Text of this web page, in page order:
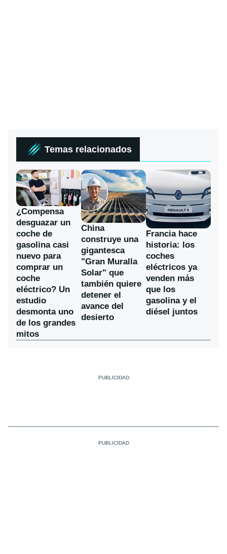
Temas relacionados
¿Compensa
desguazar un
coche de
gasolina casi
nuevo para
comprar un
coche
eléctrico? Un
estudio
desmonta uno
de los grandes
mitos
China
construye una
gigantesca
"Gran Muralla
Solar" que
también quiere
detener el
avance del
desierto
Francia hace
historia: los
coches
eléctricos ya
venden más
que los
gasolina y el
diésel juntos